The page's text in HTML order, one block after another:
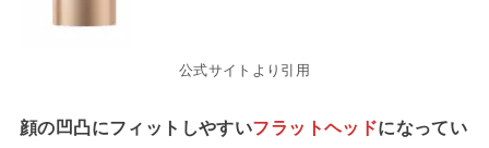
公式サイトより引用
顔の凹凸にフィットしやすいフラットヘッドになってい